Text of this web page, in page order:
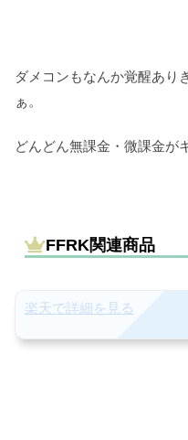
ダメコンもなんか覚醒あり
ぁ。
どんどん無課金・微課金が
FFRK関連商品
楽天で詳細を見る